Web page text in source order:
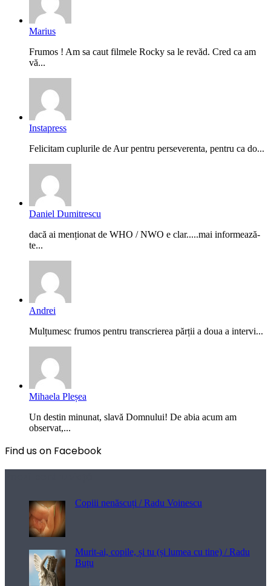
Marius
Frumos ! Am sa caut filmele Rocky sa le revăd. Cred ca am
vă...
Instapress
Felicitam cuplurile de Aur pentru perseverenta, pentru ca do...
Daniel Dumitrescu
dacă ai menționat de WHO / NWO e clar.....mai informează-
te...
Andrei
Mulțumesc frumos pentru transcrierea părții a doua a intervi...
Mihaela Pleșea
Un destin minunat, slavă Domnului! De abia acum am
observat,...
Find us on Facebook
Copiii nenăscuți / Radu Voinescu
Murit-ai, copile, și tu (și lumea cu tine) / Radu
Buțu